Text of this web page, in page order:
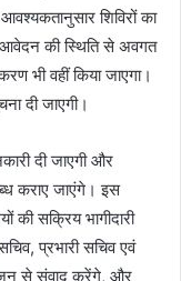
शिविरों का
की स्थिति से अवगत
भी वहीं किया जाएगा।
दी जाएगी।
दी जाएगी और
कराए जाएंगे। इस
की सक्रिय भागीदारी
प्रभारी सचिव एवं
से संवाद करेंगे, और